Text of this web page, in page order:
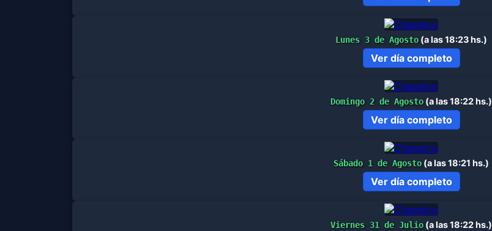
Lunes 3 de Agosto (a las 18:23 hs.)
Ver día completo
Domingo 2 de Agosto (a las 18:22 hs.)
Ver día completo
Sábado 1 de Agosto (a las 18:21 hs.)
Ver día completo
Viernes 31 de Julio (a las 18:22 hs.)